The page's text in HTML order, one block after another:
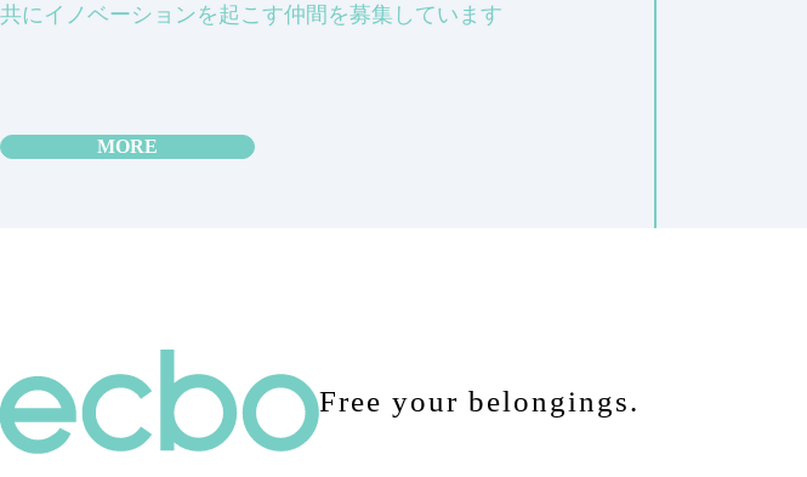
共にイノベーションを起こす仲間を募集しています
MORE
Free your belongings.